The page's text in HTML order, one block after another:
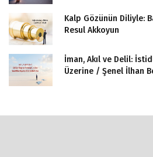
Kalp Gözünün Diliyle:
Resul Akkoyun
İman, Akıl ve Delil:
Üzerine / Şenel İlhan